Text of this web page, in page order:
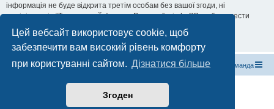
Цей вебсайт використовує cookie, щоб
забезпечити вам високий рівень комфорту
при користуванні сайтом. Дізнатися більше
Згоден
інформація не буде відкрита третім особам без вашої згоди, ні
адміністрація “Туристичний форум «Рюкзак»”, ні phpBB не буде нести
відповідальність за будь-які дії хакерів, які можуть призвести до
несанкціонованого доступу до неї.
Магазин спорядження Туристичний форум «Рюкзак» Команда
Працює на phpBB® Forum Software © phpBB Limited
Конфіденційність